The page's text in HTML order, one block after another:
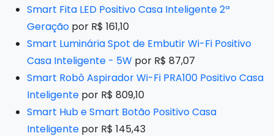
Smart Fita LED Positivo Casa Inteligente 2ª
Geração por R$ 161,10
Smart Luminária Spot de Embutir Wi-Fi Positivo
Casa Inteligente - 5W por R$ 87,07
Smart Robô Aspirador Wi-Fi PRA100 Positivo Casa
Inteligente por R$ 809,10
Smart Hub e Smart Botão Positivo Casa
Inteligente por R$ 145,43